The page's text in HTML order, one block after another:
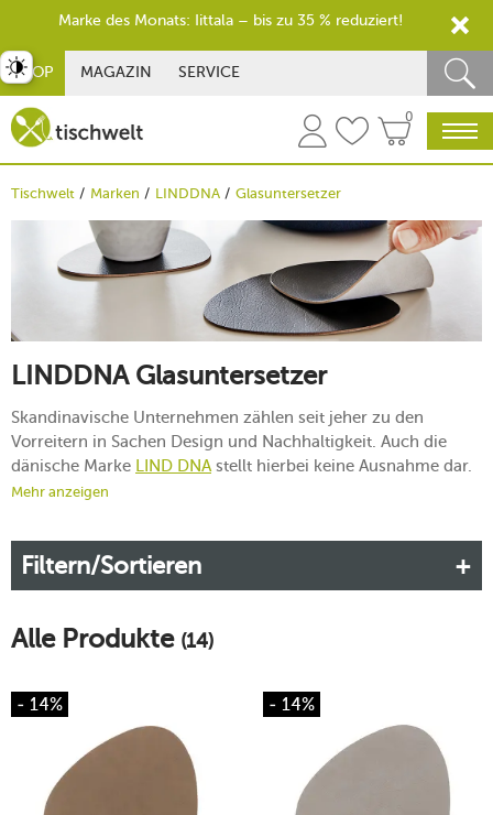
SHOP MAGAZIN SERVICE
0
Tischwelt Marken LINDDNA Glasuntersetzer
LINDDNA Glasuntersetzer
Skandinavische Unternehmen zählen seit jeher zu den
Vorreitern in Sachen Design und Nachhaltigkeit. Auch die
dänische Marke LIND DNAstellt hierbei keine Ausnahme dar.
Die Produkte des Herstellers stehen für Qualität und einen
erhalten Sie eine moderne, stylishe und nachhaltige
Alternative zu herkömmlichen Untersetzern.
Mehr erfahren!
Mehr anzeigen
Filtern/Sortieren
Alle Produkte (14)
- 14% - 14%
umschalten
Marke des Monats: Iittala – bis zu 35 % reduziert!